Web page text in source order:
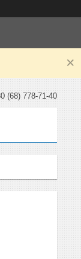
(68) 778-71-40